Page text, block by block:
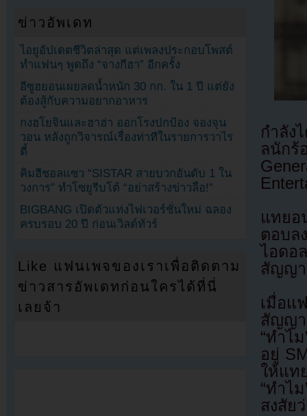
กำลัง
ลนักร้
แทยอ
ตอบล
ไอดอ
สัญญา
เมื่อแ
สัญญ
“ทำไ
อยู่
ให้แ
“ทำไ
สงสัย
ข่าวอัพเดท
ไอยูอัปเดตชีวิตล่าสุด แต่เพลงประกอบโพสต์
ทำแฟนๆ พูดถึง “จางกีฮา” อีกครั้ง
อีซูฮยอนเผยลดน้ำหนัก 30 กก. ใน 1 ปี แต่ยัง
ต้องสู้กับความอยากอาหาร
กงฮโยจินและฮาฮ่า ออกโรงปกป้อง จองจุน
วอน หลังถูกวิจารณ์เรื่องท่าทีในรายการวาไร
ตี้
คิมฮีชอลแซว “SISTAR สายบวกอันดับ 1 ใน
วงการ” ทำโซยูรีบโต้ “อย่าสร้างข่าวลือ!”
BIGBANG เปิดตัวแท่งไฟเวอร์ชั่นใหม่ ฉลอง
ครบรอบ 20 ปี ก่อนเวิลด์ทัวร์
Like แฟนเพจของเราเพื่อติดตาม
ข่าวสารอัพเดทก่อนใครได้ที่นี่
เลยจ้า